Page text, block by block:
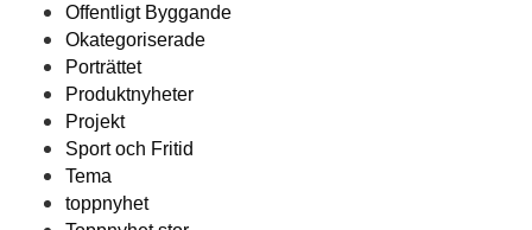
Offentligt Byggande
Okategoriserade
Porträttet
Produktnyheter
Projekt
Sport och Fritid
Tema
toppnyhet